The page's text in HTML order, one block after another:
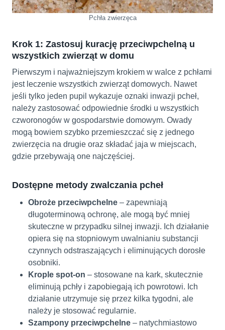
Pchła zwierzęca
Krok 1: Zastosuj kurację przeciwpchelną u
wszystkich zwierząt w domu
Pierwszym i najważniejszym krokiem w walce z pchłami
jest leczenie wszystkich zwierząt domowych. Nawet
jeśli tylko jeden pupil wykazuje oznaki inwazji pcheł,
należy zastosować odpowiednie środki u wszystkich
czworonogów w gospodarstwie domowym. Owady
mogą bowiem szybko przemieszczać się z jednego
zwierzęcia na drugie oraz składać jaja w miejscach,
gdzie przebywają one najczęściej.
Dostępne metody zwalczania pcheł
Obroże przeciwpchelne – zapewniają
długoterminową ochronę, ale mogą być mniej
skuteczne w przypadku silnej inwazji. Ich działanie
opiera się na stopniowym uwalnianiu substancji
czynnych odstraszających i eliminujących dorosłe
osobniki.
Krople spot-on – stosowane na kark, skutecznie
eliminują pchły i zapobiegają ich powrotowi. Ich
działanie utrzymuje się przez kilka tygodni, ale
należy je stosować regularnie.
Szampony przeciwpchelne – natychmiastowo